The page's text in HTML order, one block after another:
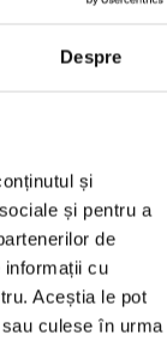
Despre
și
și pentru a
de
informații cu
Aceștia le pot
culese în urma